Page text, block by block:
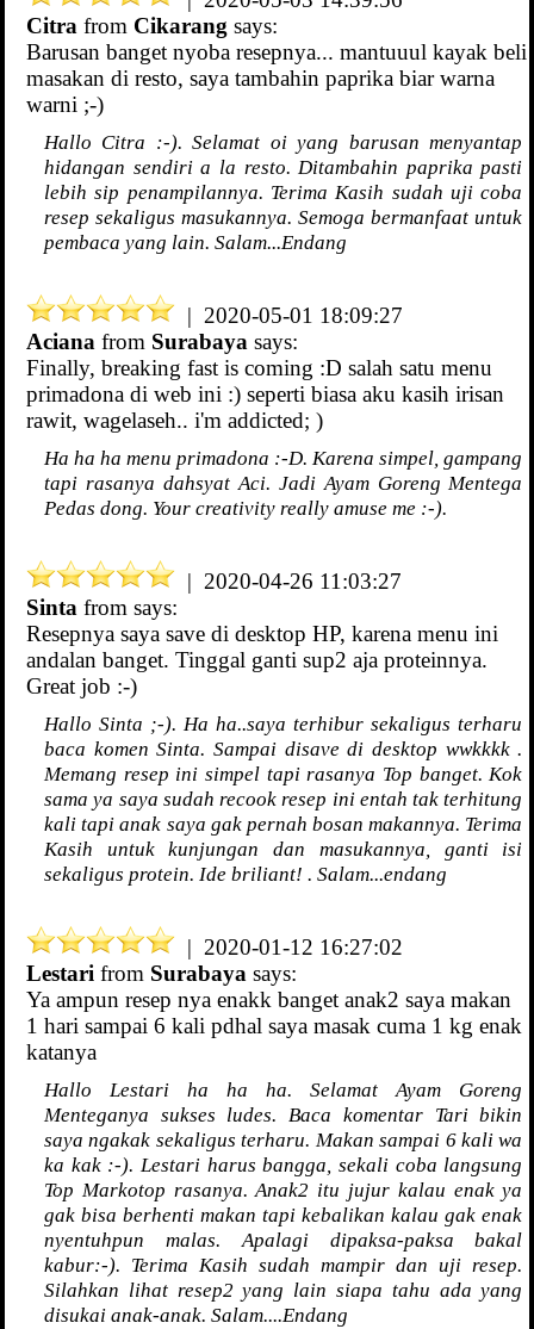
Citra from Cikarang says:
Barusan banget nyoba resepnya... mantuuul kayak beli
masakan di resto, saya tambahin paprika biar warna
warni ;-)
Hallo Citra :-). Selamat oi yang barusan menyantap
hidangan sendiri a la resto. Ditambahin paprika pasti
lebih sip penampilannya. Terima Kasih sudah uji coba
resep sekaligus masukannya. Semoga bermanfaat untuk
pembaca yang lain. Salam...Endang
| 2020-05-01 18:09:27
Aciana from Surabaya says:
Finally, breaking fast is coming :D salah satu menu
primadona di web ini :) seperti biasa aku kasih irisan
rawit, wagelaseh.. i'm addicted; )
Ha ha ha menu primadona :-D. Karena simpel, gampang
tapi rasanya dahsyat Aci. Jadi Ayam Goreng Mentega
Pedas dong. Your creativity really amuse me :-).
| 2020-04-26 11:03:27
Sinta from says:
Resepnya saya save di desktop HP, karena menu ini
andalan banget. Tinggal ganti sup2 aja proteinnya.
Great job :-)
Hallo Sinta ;-). Ha ha..saya terhibur sekaligus terharu
baca komen Sinta. Sampai disave di desktop wwkkkk .
Memang resep ini simpel tapi rasanya Top banget. Kok
sama ya saya sudah recook resep ini entah tak terhitung
kali tapi anak saya gak pernah bosan makannya. Terima
Kasih untuk kunjungan dan masukannya, ganti isi
sekaligus protein. Ide briliant! . Salam...endang
| 2020-01-12 16:27:02
Lestari from Surabaya says:
Ya ampun resep nya enakk banget anak2 saya makan
1 hari sampai 6 kali pdhal saya masak cuma 1 kg enak
katanya
Hallo Lestari ha ha ha. Selamat Ayam Goreng
Menteganya sukses ludes. Baca komentar Tari bikin
saya ngakak sekaligus terharu. Makan sampai 6 kali wa
ka kak :-). Lestari harus bangga, sekali coba langsung
Top Markotop rasanya. Anak2 itu jujur kalau enak ya
gak bisa berhenti makan tapi kebalikan kalau gak enak
nyentuhpun malas. Apalagi dipaksa-paksa bakal
kabur:-). Terima Kasih sudah mampir dan uji resep.
Silahkan lihat resep2 yang lain siapa tahu ada yang
disukai anak-anak. Salam....Endang